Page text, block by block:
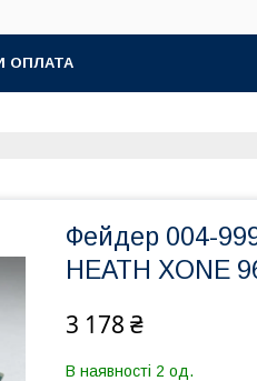
ОПЛАТА
Фейдер 004-
HEATH XONE
3 178 ₴
В наявності 2 од.